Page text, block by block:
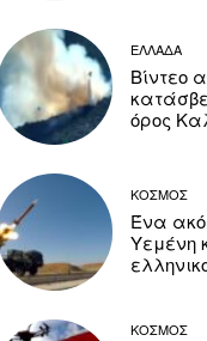
ΕΛΛΑΔΑ
Βίντεο
όρος
ΚΟΣΜΟΣ
Ένα
Υεμένη
ΚΟΣΜΟΣ